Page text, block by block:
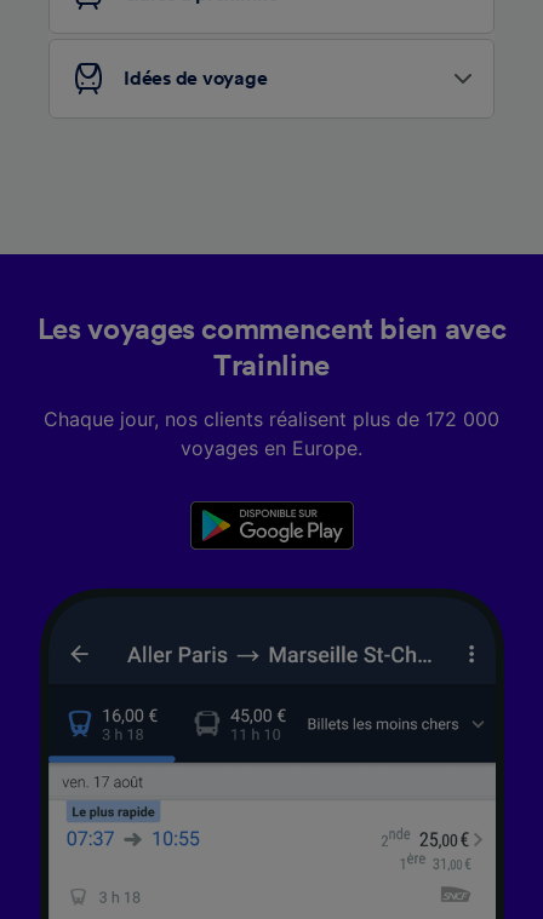
Idées de voyage
Les voyages commencent bien avec
Trainline
Chaque jour, nos clients réalisent plus de 172 000
voyages en Europe.
Liste de nos partenaires (fournisseurs)